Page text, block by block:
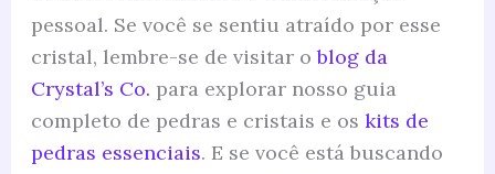
pessoal. Se você se sentiu atraído por esse
cristal, lembre-se de visitar oblog da
Crystal’s Co. para explorar nosso guia
completo de pedras e cristais e os kits de
pedras essenciais. E se você está buscando